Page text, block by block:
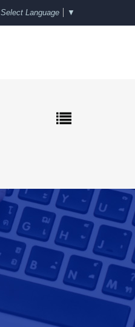
Select Language ▼